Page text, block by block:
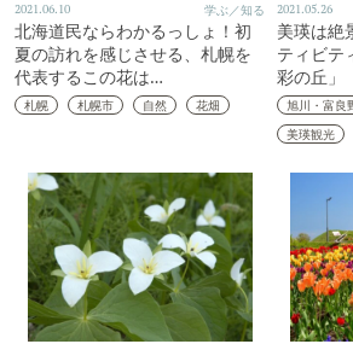
2021.06.10 学ぶ／知る
北海道民ならわかるっしょ！初
夏の訪れを感じさせる、札幌を
代表するこの花は…
札幌 札幌市 自然 花畑
2021.05.26
美瑛は絶
ティビテ
彩の丘」
旭川・富良
美瑛観光